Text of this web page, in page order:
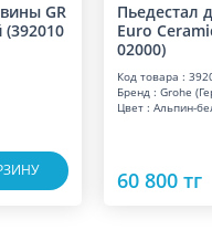
GR
Пьедестал
Euro
02000)
Код товара :
Бренд : Grohe
Цвет : Альпин-
60 800 тг